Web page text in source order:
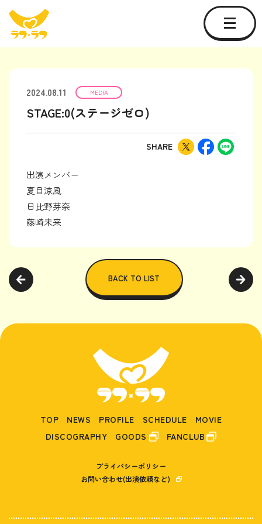
2024.08.11 MEDIA
STAGE:0(ステージゼロ)
SHARE
出演メンバー
夏目涼風
日比野芽奈
藤崎未来
BACK TO LIST
TOP NEWS PROFILE SCHEDULE
MOVIE
DISCOGRAPHY
GOODS FANCLUB
プライバシーポリシー
お問い合わせ(出演依頼など)